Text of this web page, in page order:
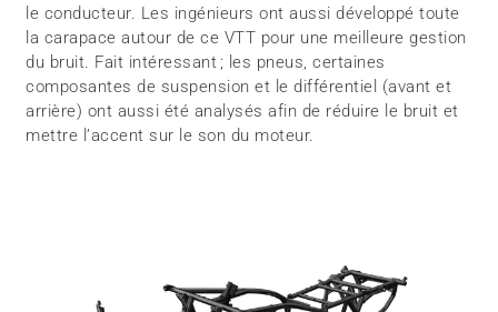
le conducteur. Les ingénieurs ont aussi développé toute
la carapace autour de ce VTT pour une meilleure gestion
du bruit. Fait intéressant ; les pneus, certaines
composantes de suspension et le différentiel (avant et
arrière) ont aussi été analysés afin de réduire le bruit et
mettre l’accent sur le son du moteur.